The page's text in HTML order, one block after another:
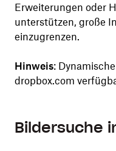
Erweiterungen oder
unterstützen, große
einzugrenzen.
Hinweis:
dropbox.com
Bildersuche